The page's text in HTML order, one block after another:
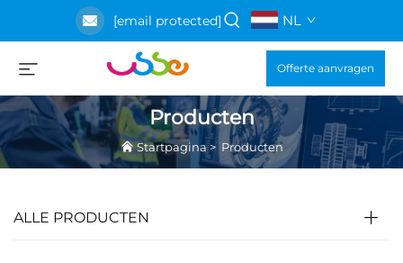
[email protected] NL
Offerte aanvragen
Producten
Startpagina> Producten
ALLE PRODUCTEN